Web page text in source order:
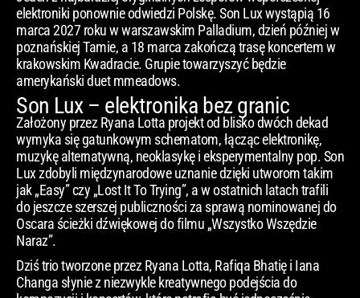
elektroniki ponownie odwiedzi Polskę. Son Lux wystąpią 16
marca 2027 roku w warszawskim Palladium, dzień później w
poznańskiej Tamie, a 18 marca zakończą trasę koncertem w
krakowskim Kwadracie. Grupie towarzyszyć będzie
amerykański duet mmeadows.
Son Lux – elektronika bez granic
Założony przez Ryana Lotta projekt od blisko dwóch dekad
wymyka się gatunkowym schematom, łącząc elektronikę,
muzykę alternatywną, neoklasykę i eksperymentalny pop. Son
Lux zdobyli międzynarodowe uznanie dzięki utworom takim
jak „Easy” czy „Lost It To Trying”, a w ostatnich latach trafili
do jeszcze szerszej publiczności za sprawą nominowanej do
Oscara ścieżki dźwiękowej do filmu „Wszystko Wszędzie
Naraz”.
Dziś trio tworzone przez Ryana Lotta, Rafiqa Bhatię i Iana
Changa słynie z niezwykle kreatywnego podejścia do